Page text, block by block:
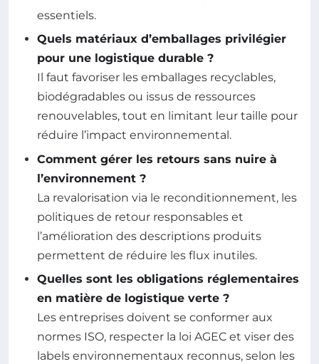
essentiels.
Quels matériaux d’emballages privilégier
pour une logistique durable ?
Il faut favoriser les emballages recyclables,
biodégradables ou issus de ressources
renouvelables, tout en limitant leur taille pour
réduire l’impact environnemental.
Comment gérer les retours sans nuire à
l’environnement ?
La revalorisation via le reconditionnement, les
politiques de retour responsables et
l’amélioration des descriptions produits
permettent de réduire les flux inutiles.
Quelles sont les obligations réglementaires
en matière de logistique verte ?
Les entreprises doivent se conformer aux
normes ISO, respecter la loi AGEC et viser des
labels environnementaux reconnus, selon les